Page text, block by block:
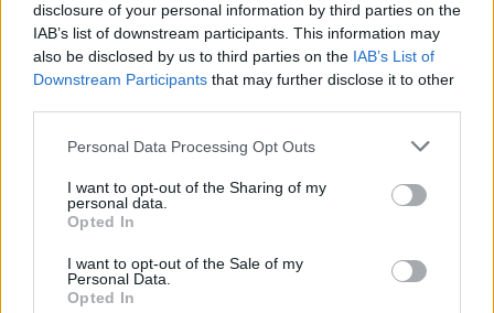
disclosure of your personal information by third parties on the
IAB’s list of downstream participants. This information may
also be disclosed by us to third parties on the IAB’s List of
Downstream Participants that may further disclose it to other
Personal Data Processing Opt Outs
I want to opt-out of the Sharing of my
personal data.
Opted In
I want to opt-out of the Sale of my
Personal Data.
Opted In
4
UUTISET
Kela muuttaa terapiakäytäntöä